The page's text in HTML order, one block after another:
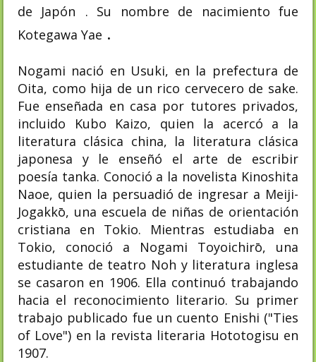
de Japón
. Su nombre de nacimiento fue
Kotegawa Yae .
Nogami nació en Usuki, en la prefectura de
Oita, como hija de un rico cervecero de sake.
Fue enseñada en casa por tutores privados,
incluido Kubo Kaizo, quien la acercó a la
literatura clásica china, la literatura clásica
japonesa y le enseñó el arte de escribir
poesía tanka. Conoció a la novelista Kinoshita
Naoe, quien la persuadió de ingresar a Meiji-
Jogakkō, una escuela de niñas de orientación
cristiana en Tokio. Mientras estudiaba en
Tokio, conoció a Nogami Toyoichirō, una
estudiante de teatro Noh y literatura inglesa
se casaron en 1906. Ella continuó trabajando
hacia el reconocimiento literario. Su primer
trabajo publicado fue un cuento Enishi ("Ties
of Love") en la revista literaria Hototogisu en
1907.